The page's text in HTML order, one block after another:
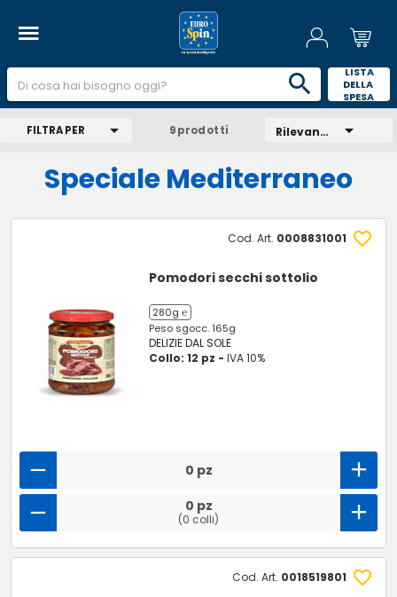
LISTA
DELLA
SPESA
FILTRA PER 9 prodotti Rilevanza
Speciale Mediterraneo
Cod. Art. 0008831001
Pomodori secchi sottolio
280g ℮
Peso sgocc. 165g
DELIZIE DAL SOLE
Collo: 12 pz -IVA 10%
0 pz
0 pz
(0 colli)
Cod. Art. 0018519801